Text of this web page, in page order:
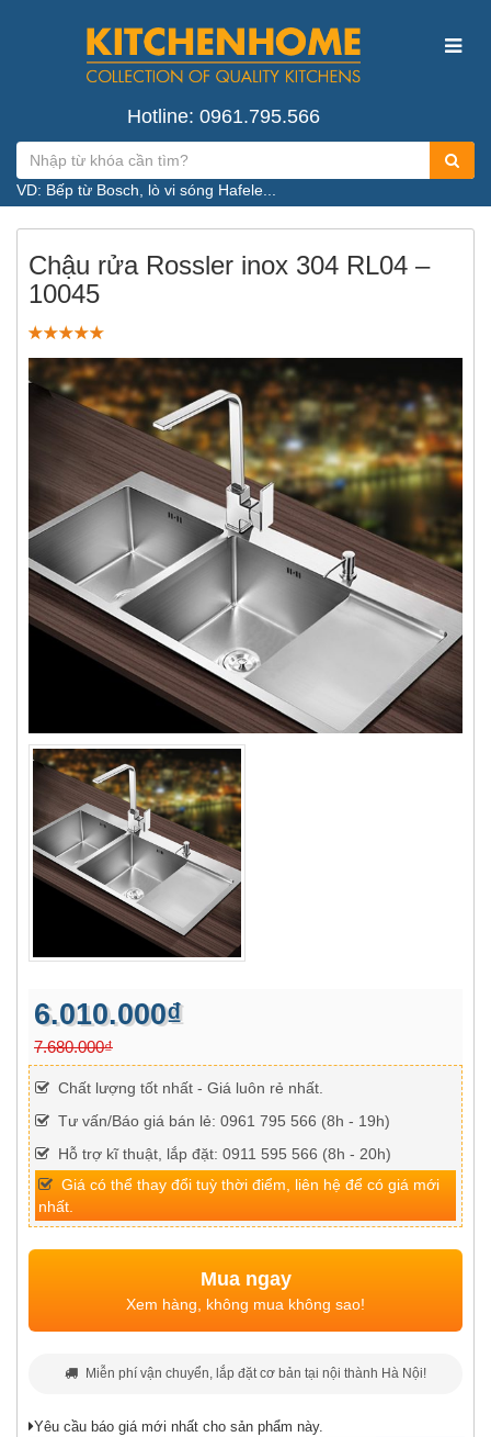
Hotline: 0961.795.566
VD: Bếp từ Bosch, lò vi sóng Hafele...
Chậu rửa Rossler inox 304 RL04 –
10045
6.010.000₫
7.680.000₫
Chất lượng tốt nhất - Giá luôn rẻ nhất.
Tư vấn/Báo giá bán lẻ: 0961 795 566 (8h - 19h)
Hỗ trợ kĩ thuật, lắp đặt: 0911 595 566 (8h - 20h)
Giá có thể thay đổi tuỳ thời điểm, liên hệ để có giá mới
nhất.
Mua ngay
Xem hàng, không mua không sao!
Miễn phí vận chuyển, lắp đặt cơ bản tại nội thành Hà Nội!
Yêu cầu báo giá mới nhất cho sản phẩm này.